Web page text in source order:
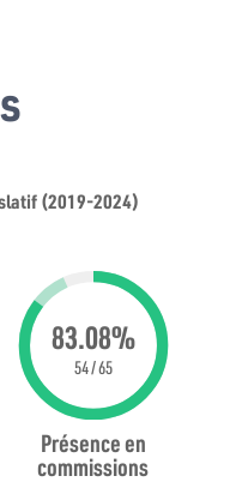
(2019-2024)
83.08%
54 / 65
Présence en
commissions